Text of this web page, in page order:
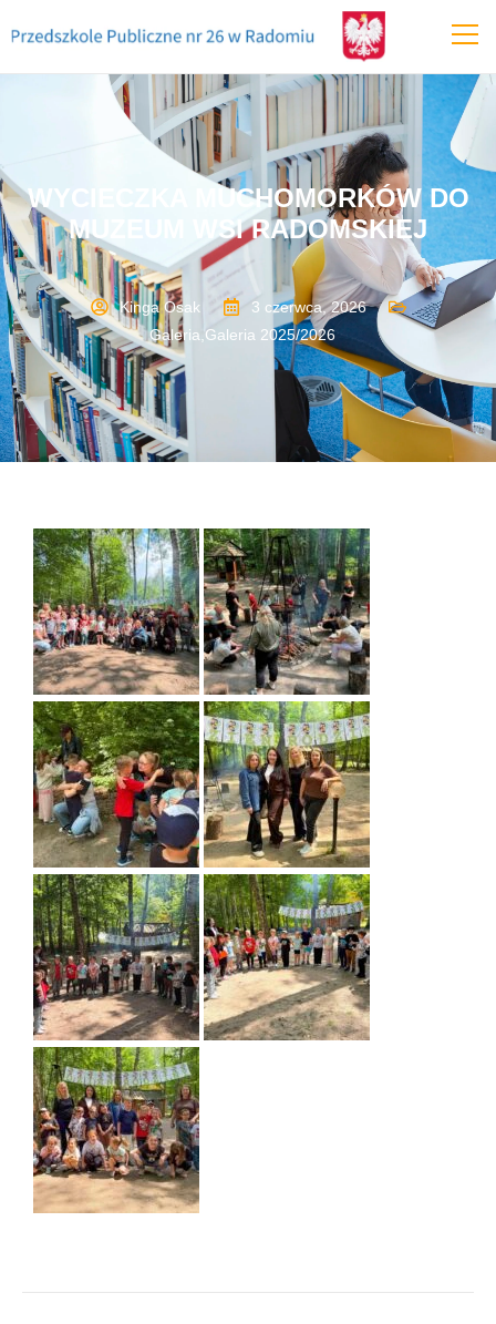
WYCIECZKA MUCHOMORKÓW DO
MUZEUM WSI RADOMSKIEJ
Kinga Osak
3 czerwca, 2026
Galeria,Galeria 2025/2026